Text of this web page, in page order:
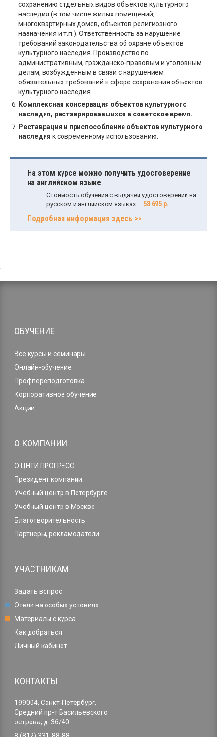
сохранению отдельных видов объектов культурного
наследия (в том числе жилых помещений,
многоквартирных домов, объектов религиозного
назначения и т.п.). Ответственность за нарушение
требований законодательства об охране объектов
культурного наследия. Производство по
административным, гражданско-правовым и уголовным
делам, возбужденным в связи с нарушением
обязательных требований в сфере сохранения объектов
культурного наследия.
Комплексная консервация объектов культурного
наследия, реставрировавшихся в советское время.
Реставрация и приспособление объектов культурного
наследия к современному использованию.
На этом курсе можно получить удостоверение
на английском языке
Стоимость обучения с выдачей удостоверений на
русском и английском языках — 58 695 р.
Подробная информация здесь >>
ОБУЧЕНИЕ
Все курсы и семинары
Онлайн-обучение
Профпереподготовка
Корпоративное обучение
Акции
О КОМПАНИИ
О ЦНТИ ПРОГРЕСС
Президент компании
Учебный центр в Петербурге
Учебный центр в Москве
Благотворительность
Партнеры, рекламодатели
УЧАСТНИКАМ
Задать вопрос
Отели на особых условиях
Материалы с курса
Как добраться
Личный кабинет
КОНТАКТЫ
199004, Санкт-Петербург,
Средний пр-т Васильевского
острова, д. 36/40